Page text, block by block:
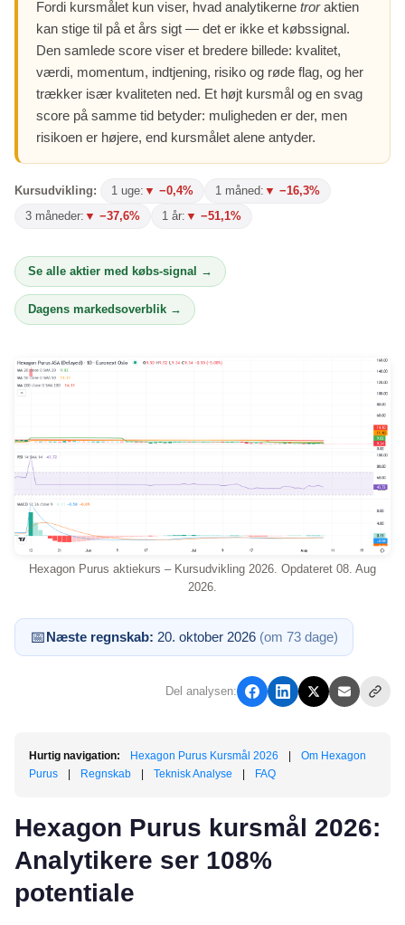
Fordi kursmålet kun viser, hvad analytikerne troraktien
kan stige til på et års sigt — det er ikke et købssignal.
Den samlede score viser et bredere billede: kvalitet,
værdi, momentum, indtjening, risiko og røde flag, og her
trækker især kvaliteten ned. Et højt kursmål og en svag
score på samme tid betyder: muligheden er der, men
risikoen er højere, end kursmålet alene antyder.
Kursudvikling: 1 uge: ▼ −0,4% 1 måned: ▼ −16,3%
3 måneder: ▼ −37,6% 1 år: ▼ −51,1%
Se alle aktier med købs-signal →
Dagens markedsoverblik →
Hexagon Purus aktiekurs – Kursudvikling 2026. Opdateret 08. Aug
2026.
📅Næste regnskab: 20. oktober 2026 (om 73 dage)
Del analysen:
Hurtig navigation: Hexagon Purus Kursmål 2026
Om Hexagon
Purus
Regnskab Teknisk Analyse FAQ
Hexagon Purus kursmål 2026:
Analytikere ser 108%
potentiale